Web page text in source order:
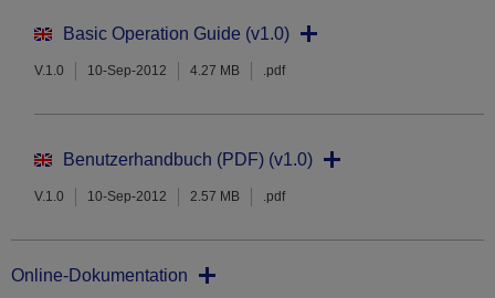
Basic Operation Guide (v1.0)
V.1.0 10-Sep-2012 4.27 MB .pdf
Benutzerhandbuch (PDF) (v1.0)
V.1.0 10-Sep-2012 2.57 MB .pdf
Online-Dokumentation